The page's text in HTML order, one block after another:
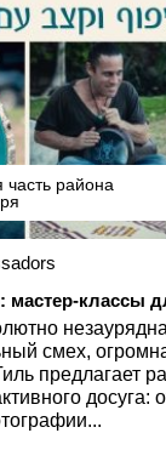
часть района
мастер-классы
смех,
предлагает
досуга: